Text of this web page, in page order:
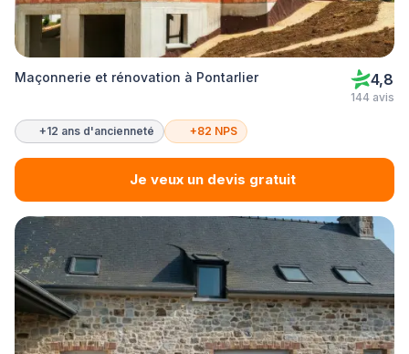
Maçonnerie et rénovation à Pontarlier 4,8
144 avis
+12 ans d'ancienneté +82 NPS
Je veux un devis gratuit